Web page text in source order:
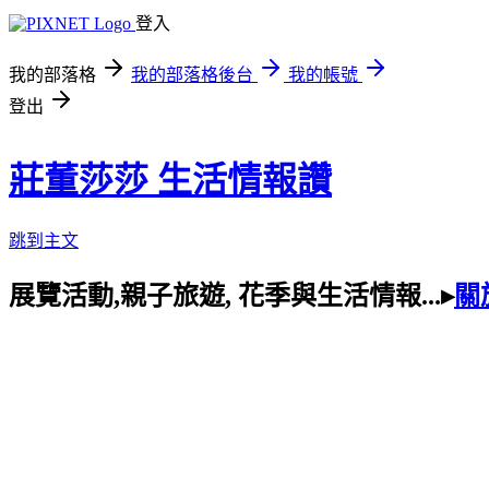
登入
我的部落格 我的部落格後台
我的帳號
登出
莊董莎莎 生活情報讚
跳到主文
展覽活動,親子旅遊, 花季與生活情報...▸關